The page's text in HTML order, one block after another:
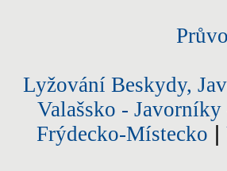
Lyžování Beskydy,
Valašsko -
Frýdecko-Místecko